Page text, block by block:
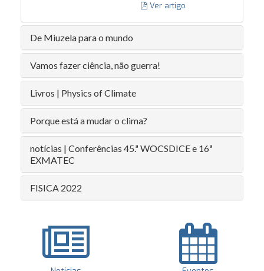
Ver artigo
De Miuzela para o mundo
Vamos fazer ciência, não guerra!
Livros | Physics of Climate
Porque está a mudar o clima?
notícias | Conferências 45.ª WOCSDICE e 16ª
EXMATEC
FISICA 2022